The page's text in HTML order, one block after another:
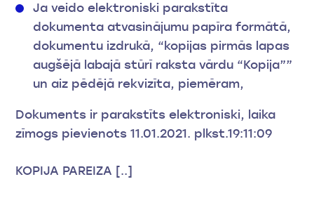
Ja veido elektroniski parakstīta
dokumenta atvasinājumu papīra formātā,
dokumentu izdrukā, “kopijas pirmās lapas
augšējā labajā stūrī raksta vārdu “Kopija””
un aiz pēdējā rekvizīta, piemēram,
Dokuments ir parakstīts elektroniski, laika
zīmogs pievienots 11.01.2021. plkst.19:11:09
KOPIJA PAREIZA [..]